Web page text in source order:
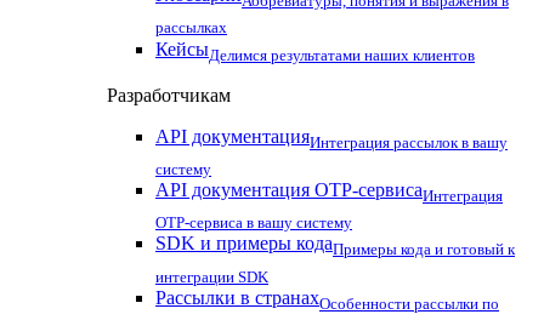
рассылках
КейсыДелимся результатами наших клиентов
Разработчикам
API документацияИнтеграция рассылок в вашу
систему
API документация OTP-сервисаИнтеграция
OTP-сервиса в вашу систему
SDK и примеры кодаПримеры кода и готовый к
интеграции SDK
Рассылки в странахОсобенности рассылки по